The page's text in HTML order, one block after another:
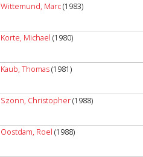
Wittemund, Marc(1983)
Korte, Michael (1980)
Kaub, Thomas(1981)
Szonn, Christopher(1988)
Oostdam, Roel (1988)